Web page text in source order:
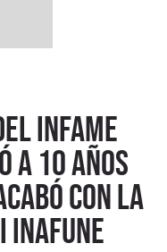
infame
a 10 años
con la
Inafune